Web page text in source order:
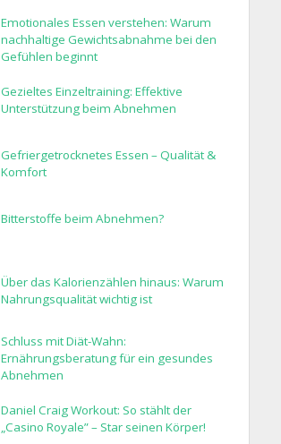
Emotionales Essen verstehen: Warum
nachhaltige Gewichtsabnahme bei den
Gefühlen beginnt
Gezieltes Einzeltraining: Effektive
Unterstützung beim Abnehmen
Gefriergetrocknetes Essen – Qualität &
Komfort
Bitterstoffe beim Abnehmen?
Über das Kalorienzählen hinaus: Warum
Nahrungsqualität wichtig ist
Schluss mit Diät-Wahn:
Ernährungsberatung für ein gesundes
Abnehmen
Daniel Craig Workout: So stählt der
„Casino Royale” – Star seinen Körper!